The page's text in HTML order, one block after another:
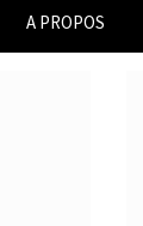
A PROPOS